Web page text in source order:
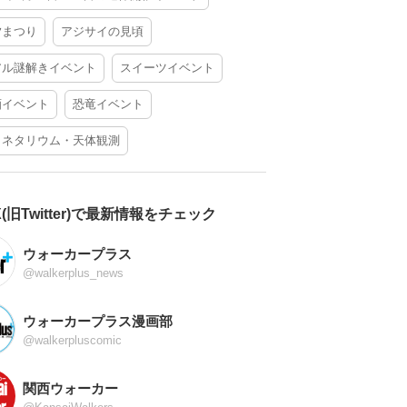
つり アジサイの見頃
謎解きイベント スイーツイベント
ベント 恐竜イベント
タリウム・天体観測
旧Twitter)で最新情報をチェック
ウォーカープラス
@walkerplus_news
ウォーカープラス漫画部
@walkerpluscomic
関西ウォーカー